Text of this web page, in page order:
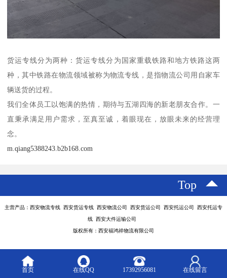
货运专线分为两种：货运专线分为国家重载铁路和地方铁路这两
种，其中铁路在物流领域被称为物流专线，是指物流公司用自家车
辆送货的过程。
我们全体员工以饱满的热情，期待与五湖四海的新老朋友合作。一
直秉承满足用户需求，至真至诚，着眼现在，放眼未来的经营理
念。
m.qiang5388243.b2b168.com
Top
主营产品：西安物流专线 西安货运专线 西安物流公司 西安货运公司 西安托运公司 西安托运专
线 西安大件运输公司
版权所有：西安福鸿祥物流有限公司
首页 在线QQ 17392956081 在线留言